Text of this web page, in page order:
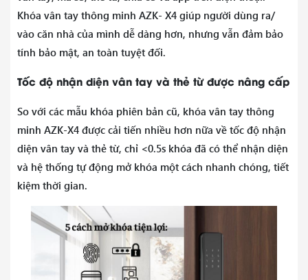
Khóa vân tay thông minh AZK- X4 giúp người dùng ra/
vào căn nhà của mình dễ dàng hơn, nhưng vẫn đảm bảo
tính bảo mật, an toàn tuyệt đối.
Tốc độ nhận diện vân tay và thẻ từ được nâng cấp
So với các mẫu khóa phiên bản cũ, khóa vân tay thông
minh AZK-X4 được cải tiến nhiều hơn nữa về tốc độ nhận
diện vân tay và thẻ từ, chỉ <0.5s khóa đã có thể nhận diện
và hệ thống tự động mở khóa một cách nhanh chóng, tiết
kiệm thời gian.